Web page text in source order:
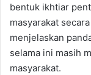
bentuk ikhtiar
masyarakat
menjelaskan
selama ini masih
masyarakat.